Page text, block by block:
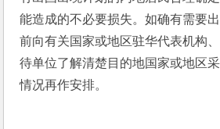
能造成的不必要损失。如确有需要
前向有关国家或地区驻华代表机构
待单位了解清楚目的地国家或地区
情况再作安排。